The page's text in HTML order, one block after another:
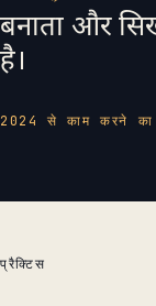
बनाता और
है।
2024 से काम करने का
प्रैक्टिस